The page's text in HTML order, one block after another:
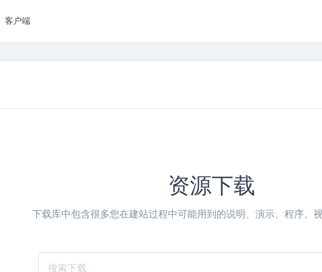
客户端
资源下载
下载库中包含很多您在建站过程中可能用到的说明、演示、程序、